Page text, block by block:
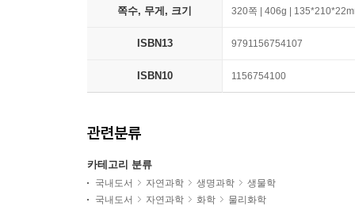
쪽수, 무게, 크기 320쪽 | 406g |
ISBN13 9791156754107
ISBN10 1156754100
관련분류
카테고리 분류
국내도서 자연과학 생명과학
생물학
국내도서
자연과학 화학
물리화학